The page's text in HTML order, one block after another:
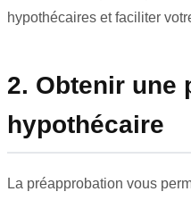
hypothécaires et faciliter
2. Obtenir une
hypothécaire
La préapprobation vous